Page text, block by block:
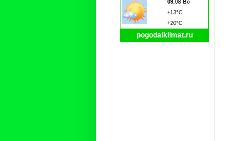
09.08 Вс
+13°C
+20°C
pogodaiklimat.ru